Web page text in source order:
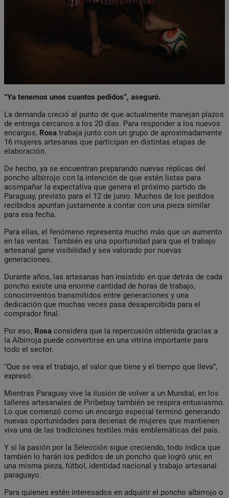
“Ya tenemos unos cuantos pedidos”, aseguró.
La demanda creció al punto de que actualmente manejan plazos
de entrega cercanos a los 20 días. Para responder a los nuevos
encargos, Rosa trabaja junto con un grupo de aproximadamente
16 mujeres artesanas que participan en distintas etapas de
elaboración.
De hecho, ya se encuentran preparando nuevas réplicas del
poncho albirrojo con la intención de que estén listas para
acompañar la expectativa que genera el próximo partido de
Paraguay, previsto para el 12 de junio. Muchos de los pedidos
recibidos apuntan justamente a contar con una pieza similar
para esa fecha.
Para ellas, el fenómeno representa mucho más que un aumento
en las ventas. También es una oportunidad para que el trabajo
artesanal gane visibilidad y sea valorado por nuevas
generaciones.
Durante años, las artesanas han insistido en que detrás de cada
poncho existe una enorme cantidad de horas de trabajo,
conocimientos transmitidos entre generaciones y una
dedicación que muchas veces pasa desapercibida para el
comprador final.
Por eso, Rosa considera que la repercusión obtenida gracias a
la Albirroja puede convertirse en una vitrina importante para
todo el sector.
“Que se vea el trabajo, el valor que tiene y el tiempo que lleva”,
expresó.
Mientras Paraguay vive la ilusión de volver a un Mundial, en los
talleres artesanales de Piribebuy también se respira entusiasmo.
Lo que comenzó como un encargo especial terminó generando
nuevas oportunidades para decenas de mujeres que mantienen
viva una de las tradiciones textiles más emblemáticas del país.
Y si la pasión por la Selección sigue creciendo, todo indica que
también lo harán los pedidos de un poncho que logró unir, en
una misma pieza, fútbol, identidad nacional y trabajo artesanal
paraguayo.
Para quienes estén interesados en adquirir el poncho albirrojo o